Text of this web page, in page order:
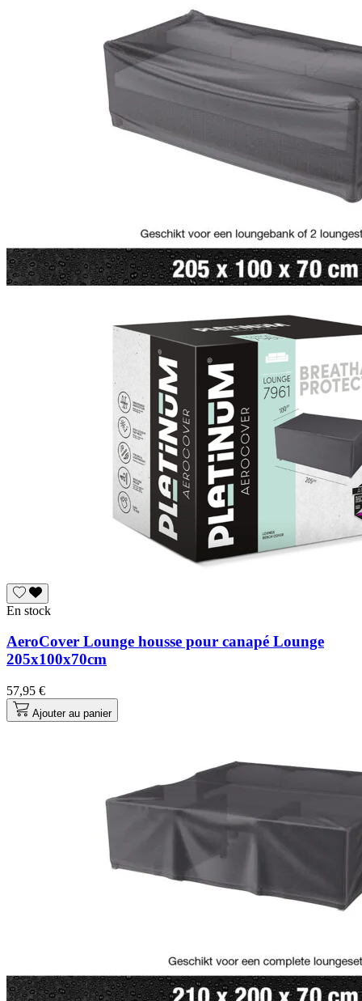
En stock
AeroCover Lounge housse pour canapé Lounge
205x100x70cm
57,95 €
Ajouter au panier